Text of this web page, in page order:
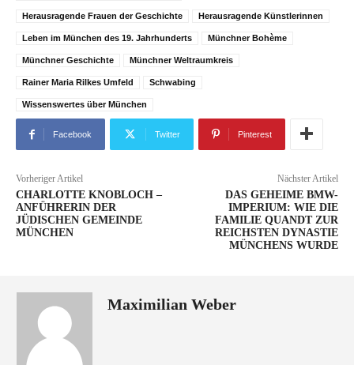
Herausragende Frauen der Geschichte Herausragende Künstlerinnen
Leben im München des 19. Jahrhunderts Münchner Bohème
Münchner Geschichte Münchner Weltraumkreis
Rainer Maria Rilkes Umfeld Schwabing
Wissenswertes über München
Facebook Twitter Pinterest
Vorheriger Artikel
CHARLOTTE KNOBLOCH –
ANFÜHRERIN DER
JÜDISCHEN GEMEINDE
MÜNCHEN
Nächster Artikel
DAS GEHEIME BMW-
IMPERIUM: WIE DIE
FAMILIE QUANDT ZUR
REICHSTEN DYNASTIE
MÜNCHENS WURDE
Maximilian Weber